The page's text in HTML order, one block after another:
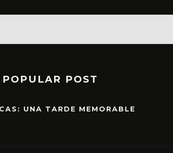
POPULAR POST
UNA TARDE MEMORABLE